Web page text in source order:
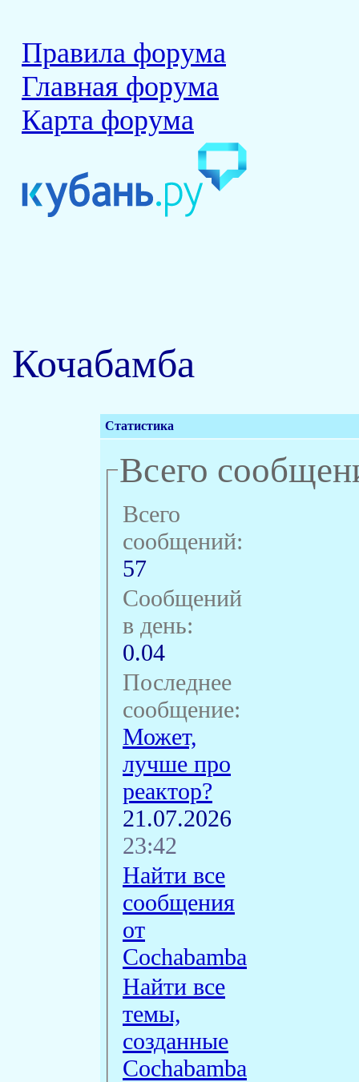
Правила форума
Главная форума
Карта форума
Кочабамба
Статистика
Всего
Всего
сообщений:
57
Сообщений
в день:
0.04
Последнее
сообщение:
Может,
лучше про
реактор?
21.07.2026
23:42
Найти все
сообщения
от
Cochabamba
Найти все
темы,
созданные
Cochabamba